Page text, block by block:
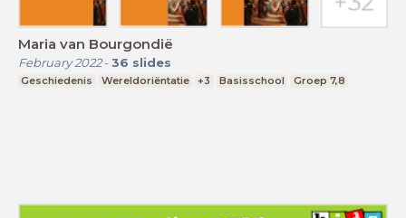
Maria van Bourgondië
February 2022- 36 slides
Geschiedenis Wereldoriëntatie +3 Basisschool Groep 7,8